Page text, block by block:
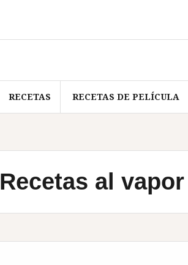
RECETAS RECETAS DE PELÍCULA
Recetas al vapor